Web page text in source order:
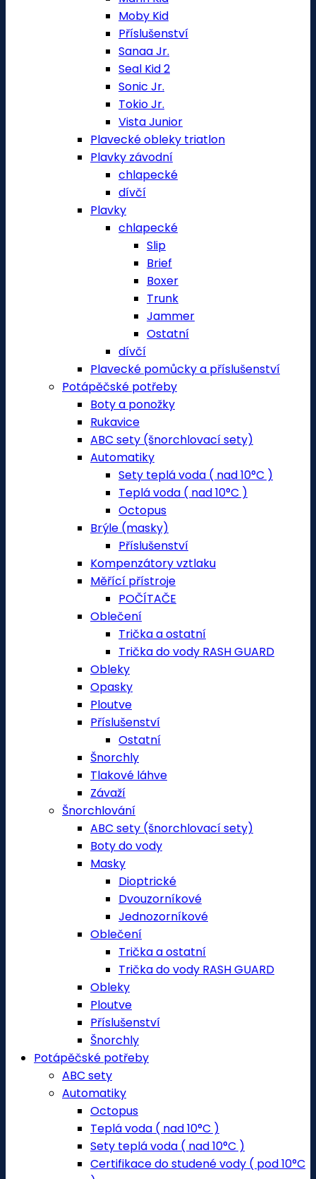
Moby Kid
Příslušenství
Sanaa Jr.
Seal Kid 2
Sonic Jr.
Tokio Jr.
Vista Junior
Plavecké obleky triatlon
Plavky závodní
chlapecké
dívčí
Plavky
chlapecké
Slip
Brief
Boxer
Trunk
Jammer
Ostatní
dívčí
Plavecké pomůcky a příslušenství
Potápěčské potřeby
Boty a ponožky
Rukavice
ABC sety (šnorchlovací sety)
Automatiky
Sety teplá voda ( nad 10°C )
Teplá voda ( nad 10°C )
Octopus
Brýle (masky)
Příslušenství
Kompenzátory vztlaku
Měřící přístroje
POČÍTAČE
Oblečení
Trička a ostatní
Trička do vody RASH GUARD
Obleky
Opasky
Ploutve
Příslušenství
Ostatní
Šnorchly
Tlakové láhve
Závaží
Šnorchlování
ABC sety (šnorchlovací sety)
Boty do vody
Masky
Dioptrické
Dvouzorníkové
Jednozorníkové
Oblečení
Trička a ostatní
Trička do vody RASH GUARD
Obleky
Ploutve
Příslušenství
Šnorchly
Potápěčské potřeby
ABC sety
Automatiky
Octopus
Teplá voda ( nad 10°C )
Sety teplá voda ( nad 10°C )
Certifikace do studené vody ( pod 10°C